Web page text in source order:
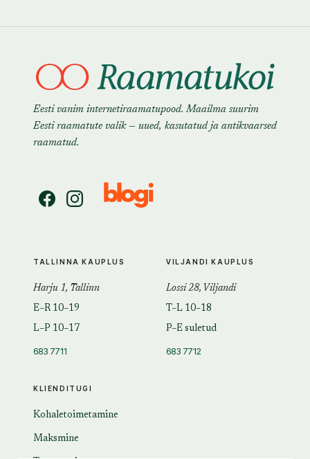
Eesti vanim internetiraamatupood. Maailma suurim
Eesti raamatute valik — uued, kasutatud ja antikvaarsed
raamatud.
KLIENDITUGI
Kohaletoimetamine
Maksmine
TALLINNA KAUPLUS
Harju 1, Tallinn
E–R 10–19
L–P 10–17
683 7711
VILJANDI KAUPLUS
Lossi 28, Viljandi
T–L 10–18
P–E suletud
683 7712